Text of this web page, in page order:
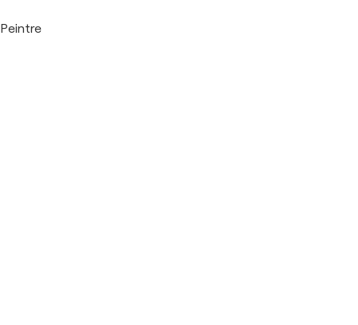
Peintre